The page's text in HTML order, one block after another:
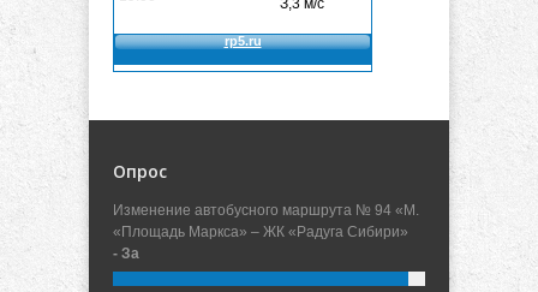
Опрос
Изменение автобусного маршрута № 94 «М.
«Площадь Маркса» – ЖК «Радуга Сибири»
- За